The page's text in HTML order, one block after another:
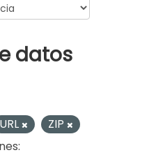
datos
URL
ZIP